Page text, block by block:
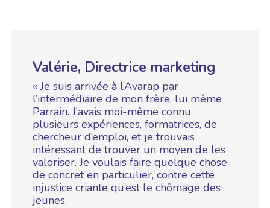
Valérie, Directrice marketing
« Je suis arrivée à l’Avarap par
l’intermédiaire de mon frère, lui même
Parrain. J’avais moi-même connu
plusieurs expériences, formatrices, de
chercheur d’emploi, et je trouvais
intéressant de trouver un moyen de les
valoriser. Je voulais faire quelque chose
de concret en particulier, contre cette
injustice criante qu’est le chômage des
jeunes.